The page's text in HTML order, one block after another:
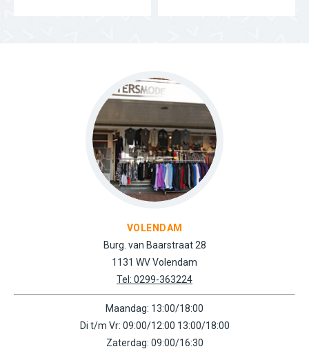
VOLENDAM
Burg. van Baarstraat 28
1131 WV Volendam
Tel: 0299-363224
Maandag: 13:00/18:00
Di t/m Vr: 09:00/12:00 13:00/18:00
Zaterdag: 09:00/16:30